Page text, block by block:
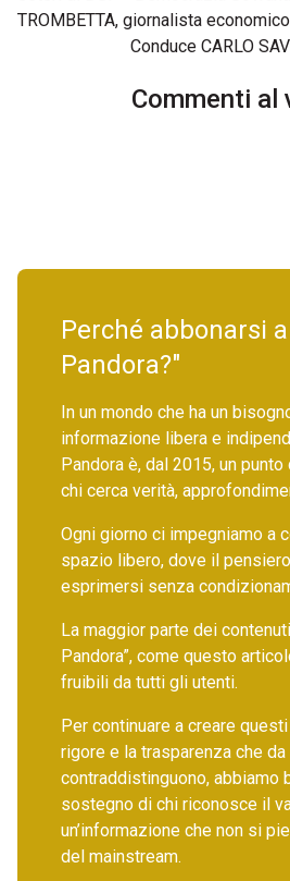
TROMBETTA, giornalista
Conduce CARLO
Commenti al
Perché abbonarsi
Pandora?"
In un mondo che ha un
informazione libera e
Pandora è, dal 2015, un
chi cerca verità,
Ogni giorno ci impegniamo a
spazio libero, dove il
esprimersi senza
La maggior parte dei
Pandora”, come questo
fruibili da tutti gli utenti.
Per continuare a creare
rigore e la trasparenza che
contraddistinguono, abbiamo
sostegno di chi riconosce il
un’informazione che non si
del mainstream.